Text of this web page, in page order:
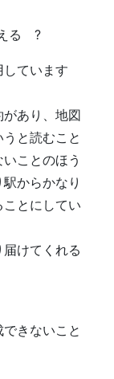
える ?
ています
あり、地図
と読むこと
ことのほう
からかなり
とにしてい
けてくれる
きないこと